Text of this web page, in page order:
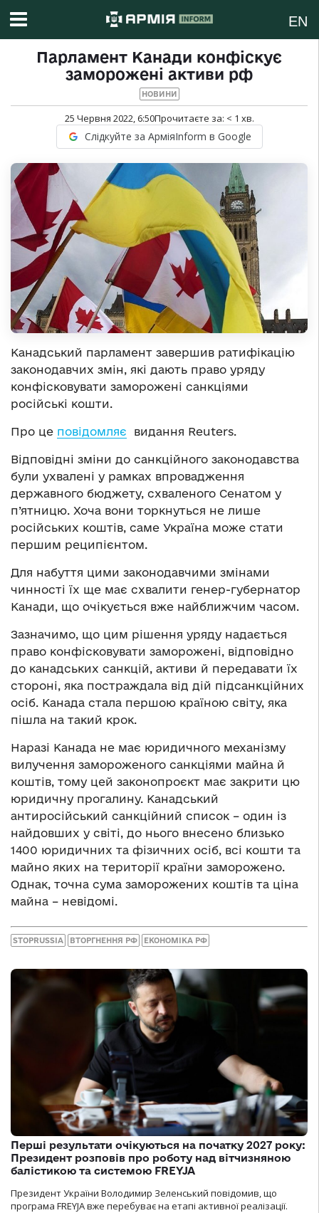
EN
Парламент Канади конфіскує
заморожені активи рф
НОВИНИ
25 Червня 2022, 6:50Прочитаєте за: < 1 хв.
Слідкуйте за АрміяInform в Google
Канадський парламент завершив ратифікацію
законодавчих змін, які дають право уряду
конфісковувати заморожені санкціями
російські кошти.
Про це повідомляє видання Reuters.
Відповідні зміни до санкційного законодавства
були ухвалені у рамках впровадження
державного бюджету, схваленого Сенатом у
п’ятницю. Хоча вони торкнуться не лише
російських коштів, саме Україна може стати
першим реципієнтом.
Для набуття цими законодавчими змінами
чинності їх ще має схвалити генер-губернатор
Канади, що очікується вже найближчим часом.
Зазначимо, що цим рішення уряду надається
право конфісковувати заморожені, відповідно
до канадських санкцій, активи й передавати їх
стороні, яка постраждала від дій підсанкційних
осіб. Канада стала першою країною світу, яка
пішла на такий крок.
Наразі Канада не має юридичного механізму
вилучення замороженого санкціями майна й
коштів, тому цей законопроєкт має закрити цю
юридичну прогалину. Канадський
антиросійський санкційний список – один із
найдовших у світі, до нього внесено близько
1400 юридичних та фізичних осіб, всі кошти та
майно яких на території країни заморожено.
Однак, точна сума заморожених коштів та ціна
майна – невідомі.
STOPRUSSIA ВТОРГНЕННЯ РФ ЕКОНОМІКА РФ
Перші результати очікуються на початку 2027 року:
Президент розповів про роботу над вітчизняною
балістикою та системою FREYJA
Президент України Володимир Зеленський повідомив, що
програма FREYJA вже перебуває на етапі активної реалізації.